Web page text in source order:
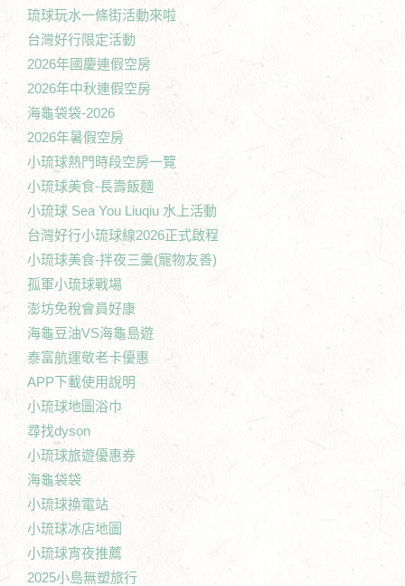
琉球玩水一條街活動來啦
台灣好行限定活動
2026年國慶連假空房
2026年中秋連假空房
海龜袋袋-2026
2026年暑假空房
小琉球熱門時段空房一覽
小琉球美食-長壽飯麵
小琉球 Sea You Liuqiu 水上活動
台灣好行小琉球線2026正式啟程
小琉球美食-拌夜三羹(寵物友善)
孤軍小琉球戰場
澎坊免稅會員好康
海龜豆油VS海龜島遊
泰富航運敬老卡優惠
APP下載使用說明
小琉球地圖浴巾
尋找dyson
小琉球旅遊優惠券
海龜袋袋
小琉球換電站
小琉球冰店地圖
小琉球宵夜推薦
2025小島無塑旅行